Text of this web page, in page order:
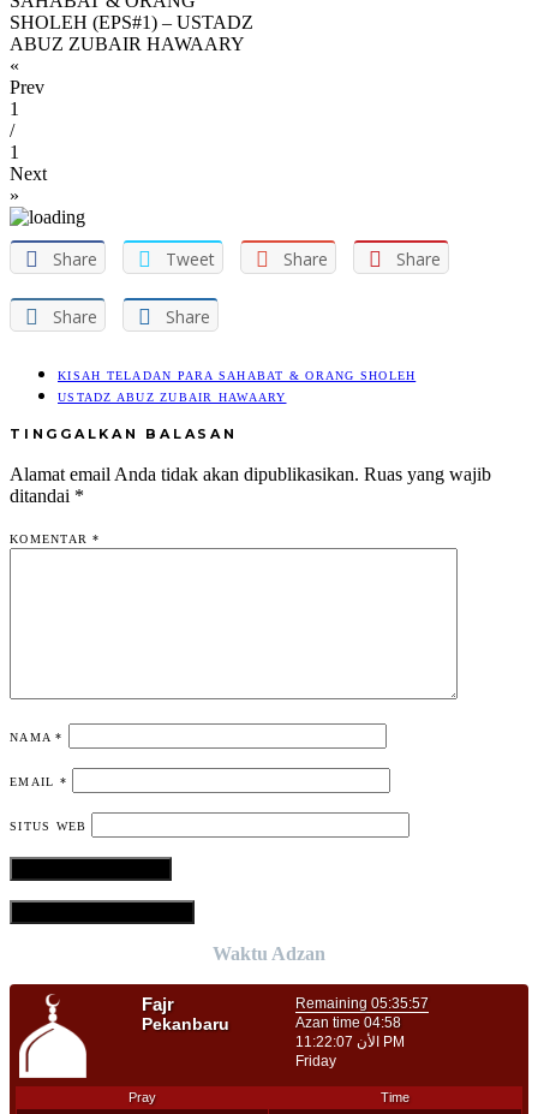
SHOLEH (EPS#1) – USTADZ
ABUZ ZUBAIR HAWAARY
«
Prev
1
/
1
Next
»
Share Tweet Share Share
Share Share
KISAH TELADAN PARA SAHABAT & ORANG SHOLEH
USTADZ ABUZ ZUBAIR HAWAARY
TINGGALKAN BALASAN
Alamat email Anda tidak akan dipublikasikan. Ruas yang wajib
ditandai *
KOMENTAR*
NAMA*
EMAIL *
SITUS WEB
Waktu Adzan